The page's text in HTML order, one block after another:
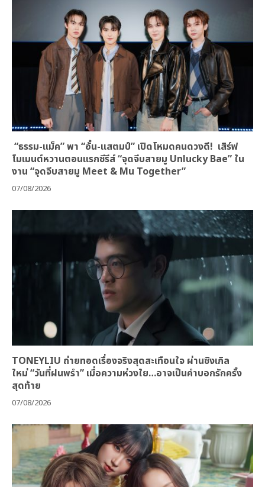
“ธรรม-แม็ค” พา “อั๋น-แสตมป์” เปิดโหมดคนดวงดี! เสิร์ฟ
โมเมนต์หวานตอนแรกซีรีส์ “จุดจีบสายมู Unlucky Bae” ใน
งาน “จุดจีบสายมู Meet & Mu Together”
07/08/2026
TONEYLIU ถ่ายทอดเรื่องจริงสุดสะเทือนใจ ผ่านซิงเกิล
ใหม่ “วันที่ฝนพรำ” เมื่อความห่วงใย…อาจเป็นคำบอกรักครั้ง
สุดท้าย
07/08/2026